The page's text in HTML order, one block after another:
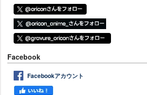
Facebook
Facebookアカウント